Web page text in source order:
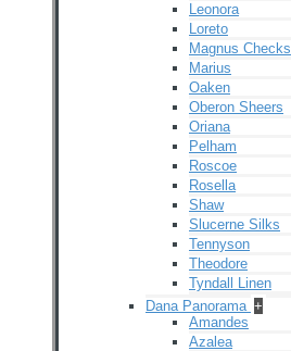
Leonora
Loreto
Magnus Checks
Marius
Oaken
Oberon Sheers
Oriana
Pelham
Roscoe
Rosella
Shaw
Slucerne Silks
Tennyson
Theodore
Tyndall Linen
Dana Panorama +
Amandes
Azalea